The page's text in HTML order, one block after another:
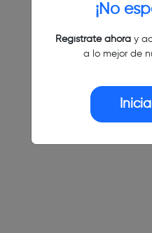
¡No
Regístrate ahoray
a lo mejor de